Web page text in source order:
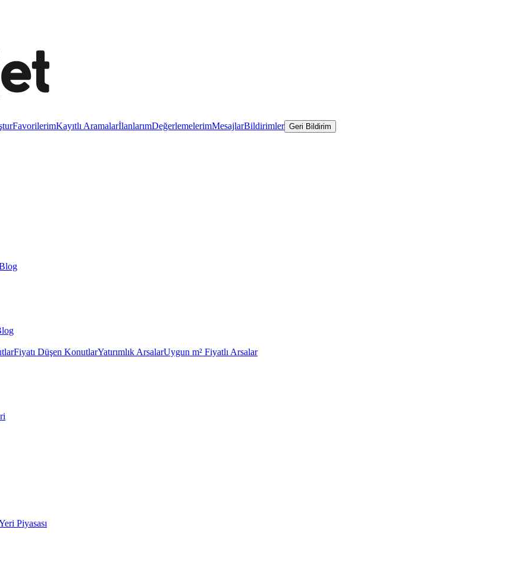
FavorilerimKayıtlı AramalarİlanlarımDeğerlemelerimMesajlarBildirimler Geri Bildirim
Fiyatı Düşen KonutlarYatırımlık ArsalarUygun m² Fiyatlı Arsalar
Piyasası